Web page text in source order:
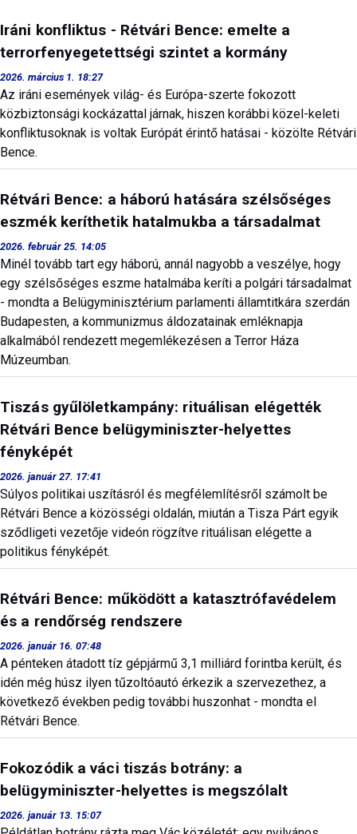
Iráni konfliktus - Rétvári Bence: emelte a
terrorfenyegetettségi szintet a kormány
2026. március 1. 18:27
Az iráni események világ- és Európa-szerte fokozott
közbiztonsági kockázattal járnak, hiszen korábbi közel-keleti
konfliktusoknak is voltak Európát érintő hatásai - közölte Rétvári
Bence.
Rétvári Bence: a háború hatására szélsőséges
eszmék keríthetik hatalmukba a társadalmat
2026. február 25. 14:05
Minél tovább tart egy háború, annál nagyobb a veszélye, hogy
egy szélsőséges eszme hatalmába keríti a polgári társadalmat
- mondta a Belügyminisztérium parlamenti államtitkára szerdán
Budapesten, a kommunizmus áldozatainak emléknapja
alkalmából rendezett megemlékezésen a Terror Háza
Múzeumban.
Tiszás gyűlöletkampány: rituálisan elégették
Rétvári Bence belügyminiszter-helyettes
fényképét
2026. január 27. 17:41
Súlyos politikai uszításról és megfélemlítésről számolt be
Rétvári Bence a közösségi oldalán, miután a Tisza Párt egyik
sződligeti vezetője videón rögzítve rituálisan elégette a
politikus fényképét.
Rétvári Bence: működött a katasztrófavédelem
és a rendőrség rendszere
2026. január 16. 07:48
A pénteken átadott tíz gépjármű 3,1 milliárd forintba került, és
idén még húsz ilyen tűzoltóautó érkezik a szervezethez, a
következő években pedig további huszonhat - mondta el
Rétvári Bence.
Fokozódik a váci tiszás botrány: a
belügyminiszter-helyettes is megszólalt
2026. január 13. 15:07